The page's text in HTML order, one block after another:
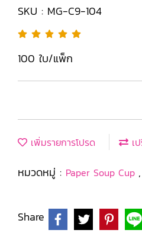
SKU : MG-C9-104
100 ใบ/แพ็ก
เพิ่มรายการโปรด เ
หมวดหมู่ : Paper Soup Cup ,
Share